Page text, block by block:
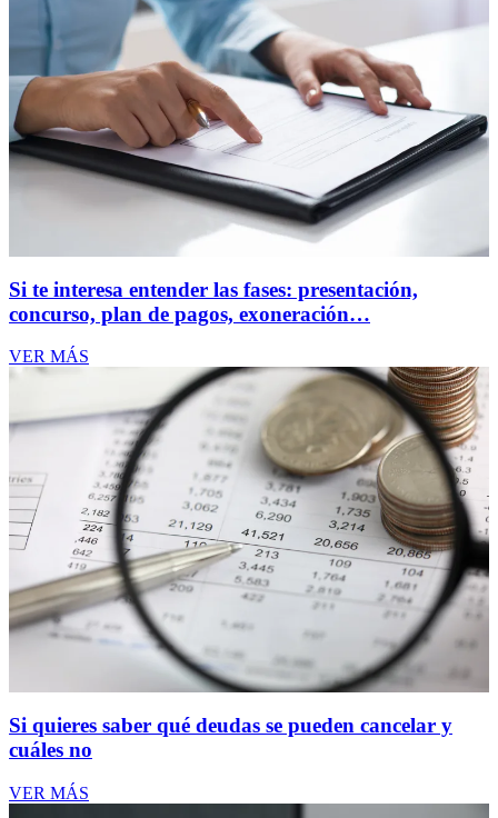
Si te interesa entender las fases: presentación,
concurso, plan de pagos, exoneración…
VER MÁS
Si quieres saber qué deudas se pueden cancelar y
cuáles no
VER MÁS